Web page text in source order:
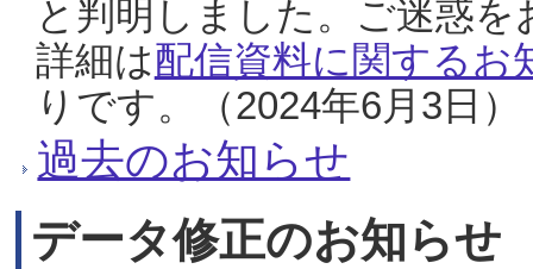
と判明しました。ご迷惑
詳細は配信資料に関するお
りです。（2024年6月3日）
過去のお知らせ
データ修正のお知らせ